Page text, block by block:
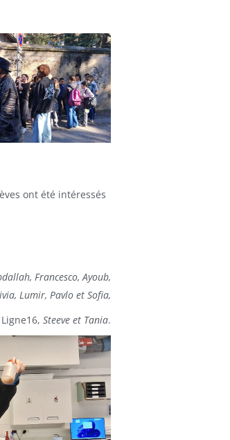
ont été intéressés
Francesco, Ayoub,
Lumir, Pavlo et Sofia,
Steeve et Tania.